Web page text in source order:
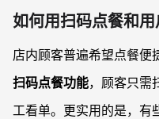
如何用扫码点餐和用
店内顾客普遍希望点餐便
扫码点餐功能，顾客只需
工看单。更实用的是，有